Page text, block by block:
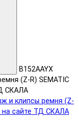
B152AAYX
(Z-R) SEMATIC
СКАЛА